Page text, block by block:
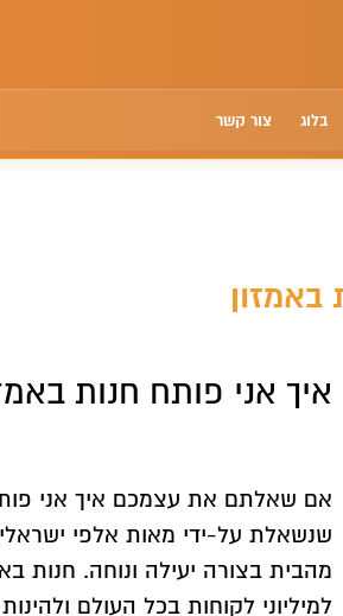
בלוג צור קשר
באמזון
איך אני פותח חנות
אם שאלתם את עצמכם איך אני
שנשאלת על-ידי מאות אלפי
מהבית בצורה יעילה ונוחה. חנות
למיליוני לקוחות בכל העולם